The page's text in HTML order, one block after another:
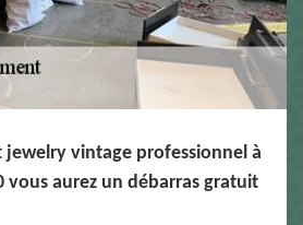
vintage professionnel à
vous aurez un débarras gratuit